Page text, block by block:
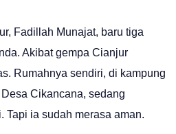
Fadillah Munajat, baru tiga
Akibat gempa Cianjur
Rumahnya sendiri, di kampung
Cikancana, sedang
Tapi ia sudah merasa aman.